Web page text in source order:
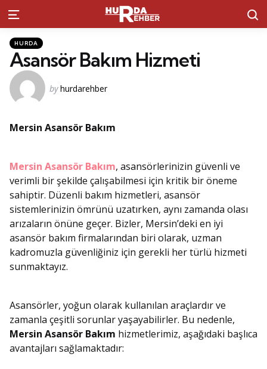
Menu
Kategoriler
Posted
in
HURDA
Asansör Bakım Hizmeti
Posted
by hurdarehber
Mersin Asansör Bakım
Mersin Asansör Bakım, asansörlerinizin güvenli ve
verimli bir şekilde çalışabilmesi için kritik bir öneme
sahiptir. Düzenli bakım hizmetleri, asansör
sistemlerinizin ömrünü uzatırken, aynı zamanda olası
arızaların önüne geçer. Bizler, Mersin’deki en iyi
asansör bakım firmalarından biri olarak, uzman
kadromuzla güvenliğiniz için gerekli her türlü hizmeti
sunmaktayız.
Asansörler, yoğun olarak kullanılan araçlardır ve
zamanla çeşitli sorunlar yaşayabilirler. Bu nedenle,
Mersin Asansör Bakım hizmetlerimiz, aşağıdaki başlıca
avantajları sağlamaktadır: